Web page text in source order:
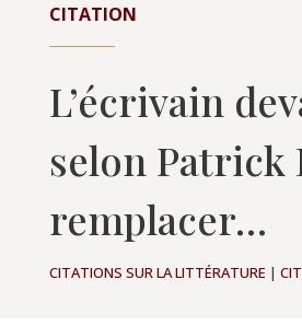
CITATION
L’écrivain
selon Patrick
remplacer…
CITATIONS SUR LA LITTÉRATURE |